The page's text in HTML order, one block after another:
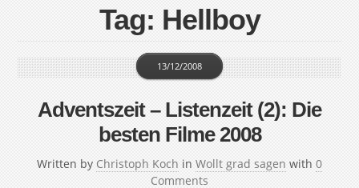
Tag: Hellboy
Adventszeit – Listenzeit (2): Die
besten Filme 2008
Written by Christoph Koch
13/12/2008
in Wollt grad sagen with 0
Comments